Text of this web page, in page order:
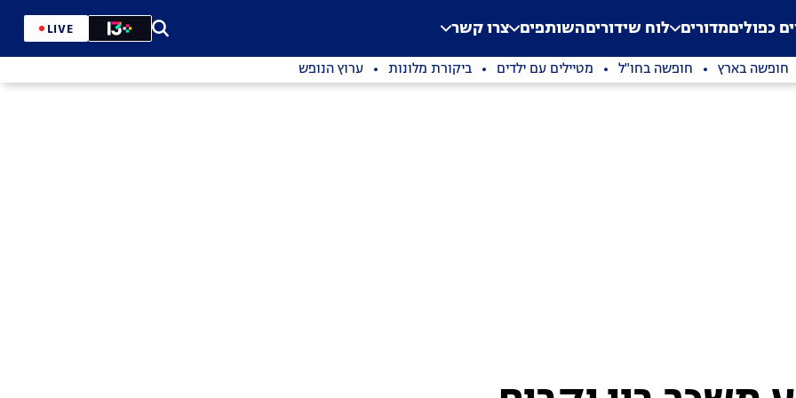
Application error: a
. כפוליםמדורים לוח שידוריםהשותפים צרו קשר LIVE
חופשה בארץ חופשה בחו"ל מטיילים עם ילדים ביקורת מלונות ערוץ הנופש